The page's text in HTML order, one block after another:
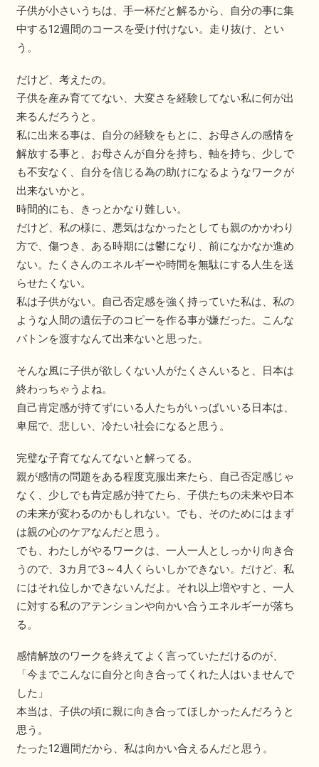
子供が小さいうちは、手一杯だと解るから、自分の事に集
中する12週間のコースを受け付けない。走り抜け、とい
う。
だけど、考えたの。
子供を産み育ててない、大変さを経験してない私に何が出
来るんだろうと。
私に出来る事は、自分の経験をもとに、お母さんの感情を
解放する事と、お母さんが自分を持ち、軸を持ち、少しで
も不安なく、自分を信じる為の助けになるようなワークが
出来ないかと。
時間的にも、きっとかなり難しい。
だけど、私の様に、悪気はなかったとしても親のかかわり
方で、傷つき、ある時期には鬱になり、前になかなか進め
ない。たくさんのエネルギーや時間を無駄にする人生を送
らせたくない。
私は子供がない。自己否定感を強く持っていた私は、私の
ような人間の遺伝子のコピーを作る事が嫌だった。こんな
バトンを渡すなんて出来ないと思った。
そんな風に子供が欲しくない人がたくさんいると、日本は
終わっちゃうよね。
自己肯定感が持てずにいる人たちがいっぱいいる日本は、
卑屈で、悲しい、冷たい社会になると思う。
完璧な子育てなんてないと解ってる。
親が感情の問題をある程度克服出来たら、自己否定感じゃ
なく、少しでも肯定感が持てたら、子供たちの未来や日本
の未来が変わるのかもしれない。でも、そのためにはまず
は親の心のケアなんだと思う。
でも、わたしがやるワークは、一人一人としっかり向き合
うので、3カ月で3～4人くらいしかできない。だけど、私
にはそれ位しかできないんだよ。それ以上増やすと、一人
に対する私のアテンションや向かい合うエネルギーが落ち
る。
感情解放のワークを終えてよく言っていただけるのが、
「今までこんなに自分と向き合ってくれた人はいませんで
した」
本当は、子供の頃に親に向き合ってほしかったんだろうと
思う。
たった12週間だから、私は向かい合えるんだと思う。